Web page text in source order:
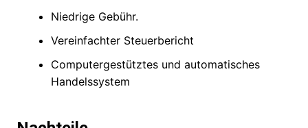
Niedrige Gebühr.
Vereinfachter Steuerbericht
Computergestütztes und automatisches
Handelssystem